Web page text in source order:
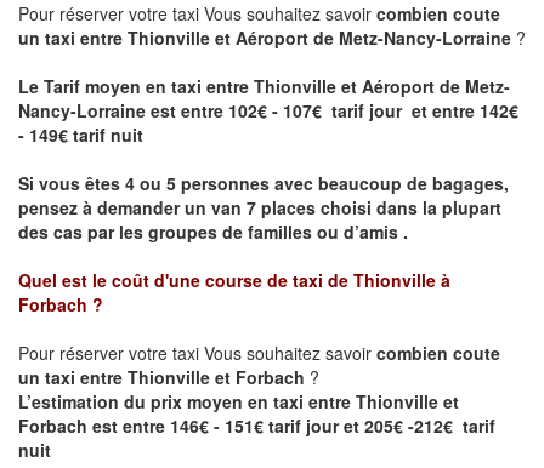
Pour réserver votre taxi Vous souhaitez savoir combien coute
un taxi entre Thionville et Aéroport de Metz-Nancy-Lorraine ?
Le Tarif moyen en taxi entre Thionville et Aéroport de Metz-
Nancy-Lorraine est entre 102€ - 107€ tarif jour et entre 142€
- 149€ tarif nuit
Si vous êtes 4 ou 5 personnes avec beaucoup de bagages,
pensez à demander un van 7 places choisi dans la plupart
des cas par les groupes de familles ou d’amis .
Quel est le coût d'une course de taxi de Thionville à
Forbach ?
Pour réserver votre taxi Vous souhaitez savoir combien coute
un taxi entre Thionville et Forbach ?
L’estimation du prix moyen en taxi entre Thionville et
Forbach est entre 146€ - 151€ tarif jour et 205€ -212€ tarif
nuit